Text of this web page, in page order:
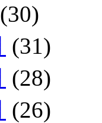
(30)
(31)
(28)
(26)